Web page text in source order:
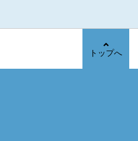
トップへ